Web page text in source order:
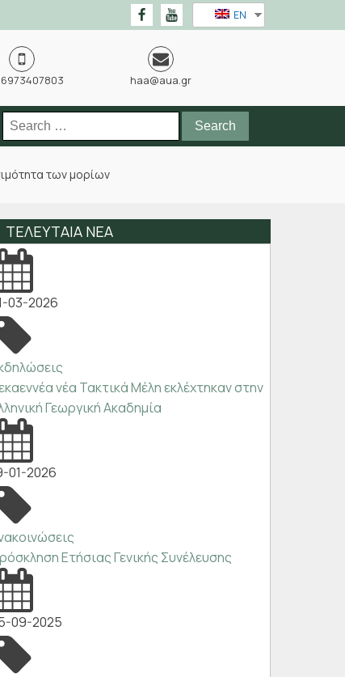
EN
haa@aua.gr
Search
for:
των μορίων
ΤΕΛΕΥΤΑΙΑ ΝΕΑ
03-2026
νέα Τακτικά Μέλη εκλέχτηκαν στην
Γεωργική Ακαδημία
01-2026
Ετήσιας Γενικής Συνέλευσης
09-2025